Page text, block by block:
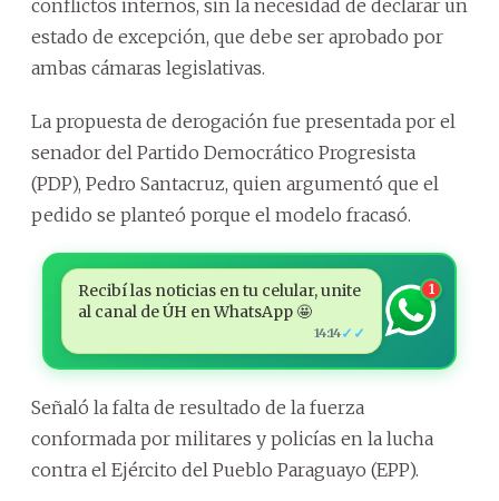
conflictos internos, sin la necesidad de declarar un
estado de excepción, que debe ser aprobado por
ambas cámaras legislativas.
La propuesta de derogación fue presentada por el
senador del Partido Democrático Progresista
(PDP), Pedro Santacruz, quien argumentó que el
pedido se planteó porque el modelo fracasó.
Recibí las noticias en tu celular, unite
al canal de ÚH en WhatsApp 🤩
14:14✓✓
1
Señaló la falta de resultado de la fuerza
conformada por militares y policías en la lucha
contra el Ejército del Pueblo Paraguayo (EPP).